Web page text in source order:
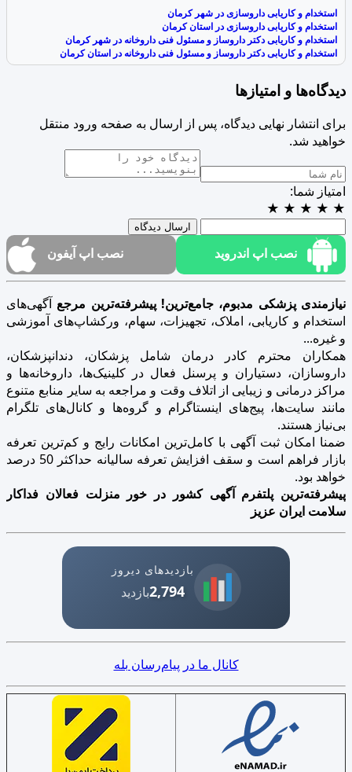
استخدام و کاریابی داروسازی در شهر کرمان
استخدام و کاریابی داروسازی در استان کرمان
استخدام و کاریابی دکتر داروساز و مسئول فنی داروخانه در شهر کرمان
استخدام و کاریابی دکتر داروساز و مسئول فنی داروخانه در استان کرمان
دیدگاه‌ها و امتیازها
برای انتشار نهایی دیدگاه، پس از ارسال به صفحه ورود منتقل
خواهید شد.
امتیاز شما:
★
★
★
★
★
ارسال دیدگاه
نصب اپ اندروید نصب اپ آیفون
نیازمندی پزشکی مدبوم، جامع‌ترین! پیشرفته‌ترین مرجع آگهی‌های
استخدام و کاریابی، املاک، تجهیزات، سهام، ورکشاپ‌های آموزشی
و غیره...
همکاران محترم کادر درمان شامل پزشکان، دندانپزشکان،
داروسازان، دستیاران و پرسنل فعال در کلینیک‌ها، داروخانه‌ها و
مراکز درمانی و زیبایی از اتلاف وقت و مراجعه به سایر منابع متنوع
مانند سایت‌ها، پیج‌های اینستاگرام و گروه‌ها و کانال‌های تلگرام
بی‌نیاز هستند.
ضمنا امکان ثبت آگهی با کامل‌ترین امکانات رایج و کم‌ترین تعرفه
بازار فراهم است و سقف افزایش تعرفه سالیانه حداکثر 50 درصد
خواهد بود.
پیشرفته‌ترین پلتفرم آگهی کشور در خور منزلت فعالان فداکار
سلامت ایران عزیز
بازدیدهای دیروز
2,794بازدید
کانال ما در پیام‌رسان بله